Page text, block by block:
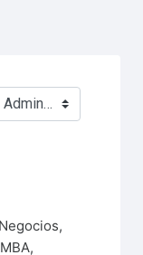
cursos